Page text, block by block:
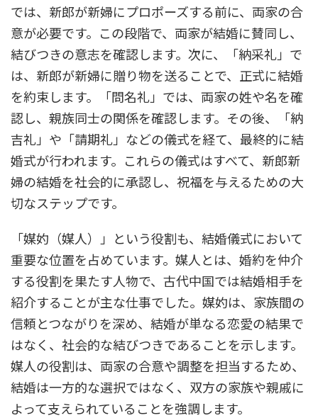
では、新郎が新婦にプロポーズする前に、両家の合
意が必要です。この段階で、両家が結婚に賛同し、
結びつきの意志を確認します。次に、「納采礼」で
は、新郎が新婦に贈り物を送ることで、正式に結婚
を約束します。「問名礼」では、両家の姓や名を確
認し、親族同士の関係を確認します。その後、「納
吉礼」や「請期礼」などの儀式を経て、最終的に結
婚式が行われます。これらの儀式はすべて、新郎新
婦の結婚を社会的に承認し、祝福を与えるための大
切なステップです。
「媒妁（媒人）」という役割も、結婚儀式において
重要な位置を占めています。媒人とは、婚約を仲介
する役割を果たす人物で、古代中国では結婚相手を
紹介することが主な仕事でした。媒妁は、家族間の
信頼とつながりを深め、結婚が単なる恋愛の結果で
はなく、社会的な結びつきであることを示します。
媒人の役割は、両家の合意や調整を担当するため、
結婚は一方的な選択ではなく、双方の家族や親戚に
よって支えられていることを強調します。